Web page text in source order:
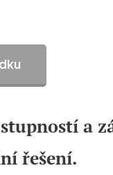
a
řešení.